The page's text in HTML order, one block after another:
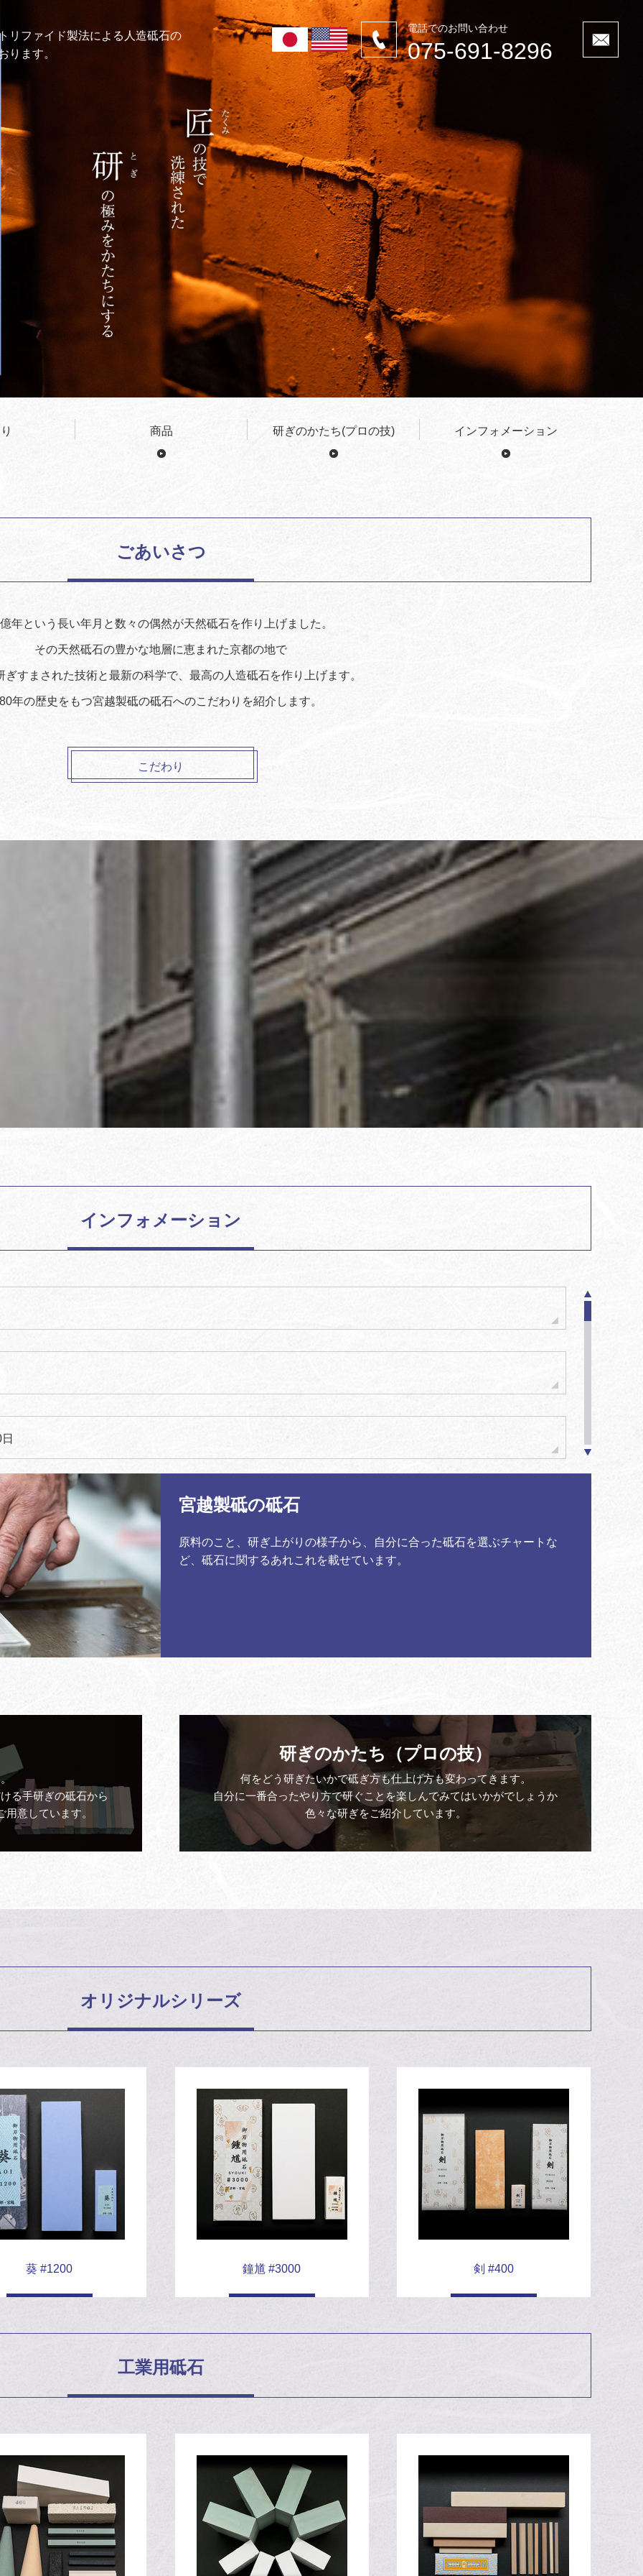
リファイド製法による人造砥石の
ります。
電話でのお問い合わせ
075-691-8296
商品 研ぎのかたち(プロの技) インフォメーション
ごあいさつ
年という長い年月と数々の偶然が天然砥石を作り上げました。
その天然砥石の豊かな地層に恵まれた京都の地で
ぎすまされた技術と最新の科学で、最高の人造砥石を作り上げます。
80年の歴史をもつ宮越製砥の砥石へのこだわりを紹介します。
こだわり
インフォメーション
ィング
初挑戦
宮越製砥の砥石
原料のこと、研ぎ上がりの様子から、自分に合った砥石を選ぶチャートな
ど、砥石に関するあれこれを載せています。
る手研ぎの砥石から
意しています。
研ぎのかたち（プロの技）
何をどう研ぎたいかで砥ぎ方も仕上げ方も変わってきます。
自分に一番合ったやり方で研ぐことを楽しんでみてはいかがでしょうか
色々な研ぎをご紹介しています。
オリジナルシリーズ
葵 #1200 鐘馗 #3000 剣 #400
工業用砥石